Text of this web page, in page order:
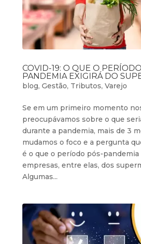
COVID-19: O QUE O
PANDEMIA EXIGIRÁ DO
blog, Gestão, Tributos, Varejo
Se em um primeiro momento
preocupávamos sobre o que
durante a pandemia, mais de 3
mudamos o foco e a pergunta
é o que o período pós-pandemia
empresas, entre elas, dos
Algumas...